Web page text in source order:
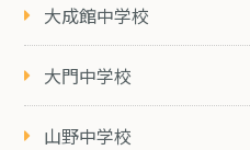
大成館中学校
大門中学校
山野中学校